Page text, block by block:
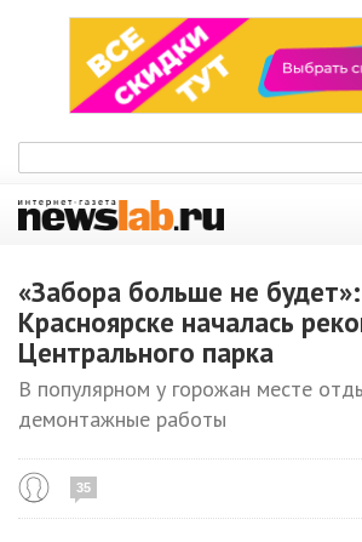
«Забора больше не
Красноярске началась
Центрального парка
В популярном у горожан месте
демонтажные работы
35